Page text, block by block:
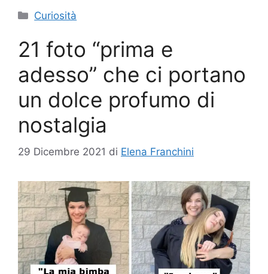
Categorie
Curiosità
21 foto “prima e
adesso” che ci portano
un dolce profumo di
nostalgia
29 Dicembre 2021 di Elena Franchini